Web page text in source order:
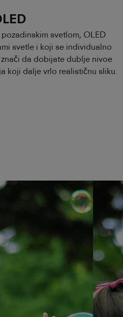
svetlom, OLED
svetle i koji se individualno
da dobijate dublje nivoe
koji dalje vrlo realističnu sliku.